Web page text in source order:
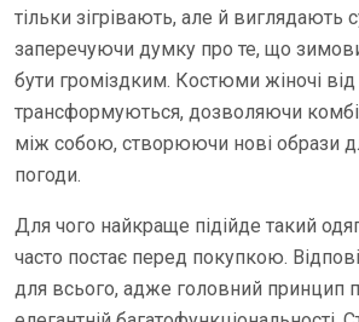
тільки зігрівають, але й виглядають
заперечуючи думку про те, що
бути громіздким. Костюми жіночі
трансформуються, дозволяючи
між собою, створюючи нові образи
погоди.
Для чого найкраще підійде такий
часто постає перед покупкою.
для всього, адже головний принцип